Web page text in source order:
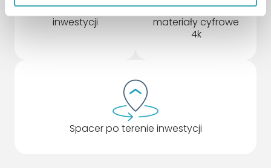
dzienne i nocne
inwestycji
dodatkowe
materiały cyfrowe
4k
Spacer po terenie inwestycji